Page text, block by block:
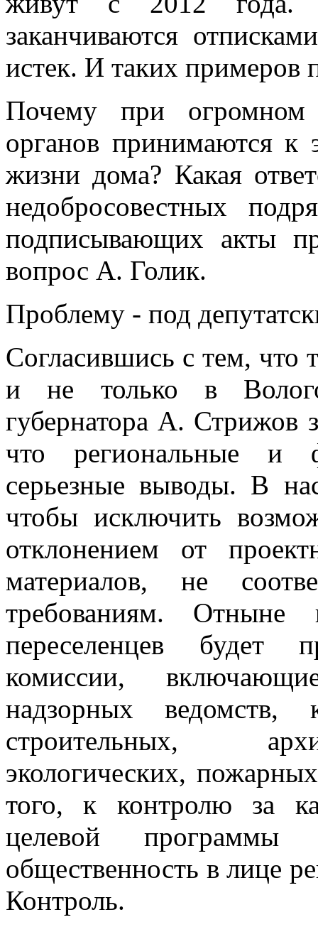
заканчиваются
истек. И таких примеров
Почему при огромном
органов принимаются к
жизни дома? Какая
недобросовестных
подписывающих акты
вопрос А. Голик.
Проблему - под
Согласившись с тем, что
и не только в
губернатора А. Стрижов
что региональные и
серьезные выводы. В
чтобы исключить
отклонением от
материалов, не
требованиям.
переселенцев будет
комиссии,
надзорных ведомств,
строительных,
экологических,
того, к контролю за
целевой программы
общественность в лице
Контроль.